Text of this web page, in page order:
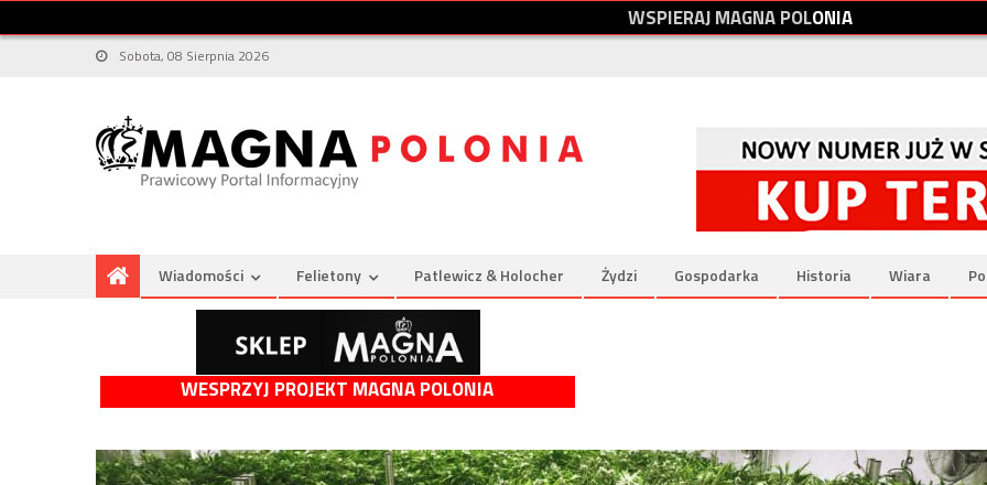
WSPIERAJMAGNAPOLONIA
Sobota, 08 Sierpnia 2026
Wiadomości Felietony Patlewicz & Holocher Żydzi Gospodarka Historia Wiara
WESPRZYJ PROJEKT MAGNA POLONIA